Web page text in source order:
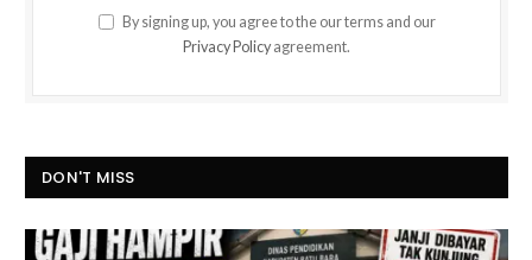
By signing up, you agree to the our terms and our
Privacy Policy agreement.
DON'T MISS